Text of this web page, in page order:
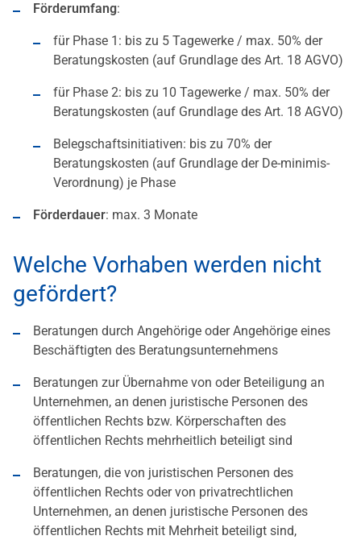
Förderumfang:
für Phase 1: bis zu 5 Tagewerke / max. 50% der
Beratungskosten (auf Grundlage des Art. 18 AGVO)
für Phase 2: bis zu 10 Tagewerke / max. 50% der
Beratungskosten (auf Grundlage des Art. 18 AGVO)
Belegschaftsinitiativen: bis zu 70% der
Beratungskosten (auf Grundlage der De-minimis-
Verordnung) je Phase
Förderdauer: max. 3 Monate
Welche Vorhaben werden nicht
gefördert?
Beratungen durch Angehörige oder Angehörige eines
Beschäftigten des Beratungsunternehmens
Beratungen zur Übernahme von oder Beteiligung an
Unternehmen, an denen juristische Personen des
öffentlichen Rechts bzw. Körperschaften des
öffentlichen Rechts mehrheitlich beteiligt sind
Beratungen, die von juristischen Personen des
öffentlichen Rechts oder von privatrechtlichen
Unternehmen, an denen juristische Personen des
öffentlichen Rechts mit Mehrheit beteiligt sind,